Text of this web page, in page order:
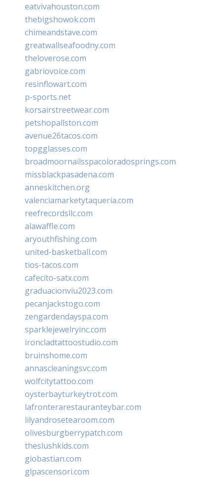
eatvivahouston.com
thebigshowok.com
chimeandstave.com
greatwallseafoodny.com
theloverose.com
gabriovoice.com
resinflowart.com
p-sports.net
korsairstreetwear.com
petshopallston.com
avenue26tacos.com
topgglasses.com
broadmoornailsspacoloradosprings.com
missblackpasadena.com
anneskitchen.org
valenciamarketytaqueria.com
reefrecordsllc.com
alawaffle.com
aryouthfishing.com
united-basketball.com
tios-tacos.com
cafecito-satx.com
graduacionviu2023.com
pecanjackstogo.com
zengardendayspa.com
sparklejewelryinc.com
ironcladtattoostudio.com
bruinshome.com
annascleaningsvc.com
wolfcitytattoo.com
oysterbayturkeytrot.com
lafronterarestauranteybar.com
lilyandrosetearoom.com
olivesburgberrypatch.com
theslushkids.com
giobastian.com
glpascensori.com